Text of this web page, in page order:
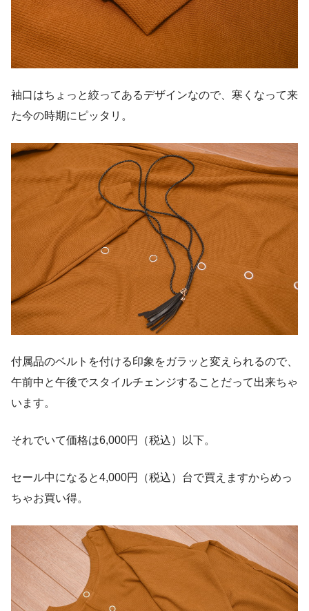
袖口はちょっと絞ってあるデザインなので、寒くなって来
た今の時期にピッタリ。
付属品のベルトを付ける印象をガラッと変えられるので、
午前中と午後でスタイルチェンジすることだって出来ちゃ
います。
それでいて価格は6,000円（税込）以下。
セール中になると4,000円（税込）台で買えますからめっ
ちゃお買い得。